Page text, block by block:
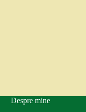
Despre mine